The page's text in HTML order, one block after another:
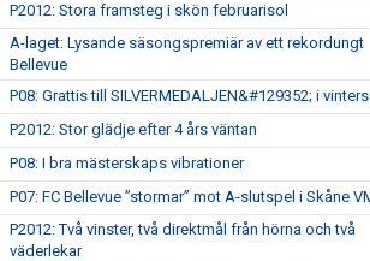
P2012: Stora framsteg i skön februarisol
A-laget: Lysande säsongspremiär av ett rekordungt
Bellevue
P08: Grattis till SILVERMEDALJEN&#129352; i
P2012: Stor glädje efter 4 års väntan
P08: I bra mästerskaps vibrationer
P07: FC Bellevue ”stormar” mot A-slutspel i Skåne
P2012: Två vinster, två direktmål från hörna och två
väderlekar